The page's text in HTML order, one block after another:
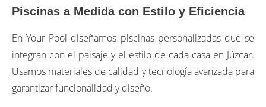
Piscinas a Medida con Estilo y Eficiencia
En Your Pool diseñamos piscinas personalizadas que se
integran con el paisaje y el estilo de cada casa en Júzcar.
Usamos materiales de calidad y tecnología avanzada para
garantizar funcionalidad y diseño.